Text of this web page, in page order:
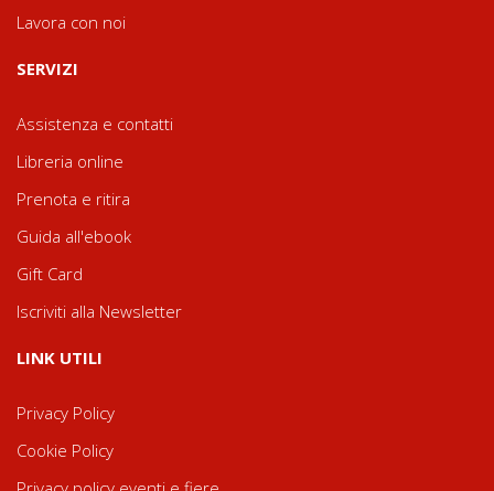
Lavora con noi
SERVIZI
Assistenza e contatti
Libreria online
Prenota e ritira
Guida all'ebook
Gift Card
Iscriviti alla Newsletter
LINK UTILI
Privacy Policy
Cookie Policy